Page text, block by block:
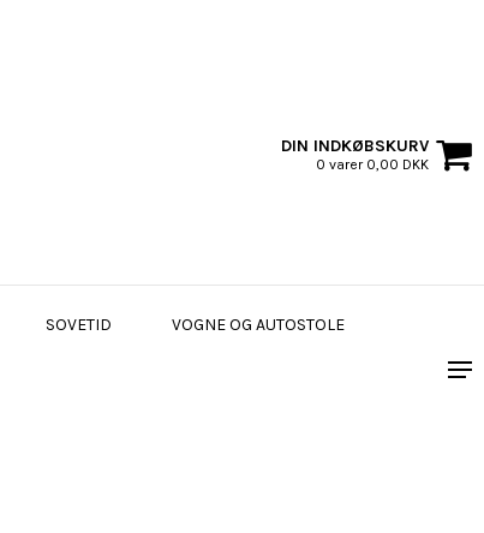
DIN INDKØBSKURV
0 varer 0,00 DKK
SOVETID VOGNE OG AUTOSTOLE